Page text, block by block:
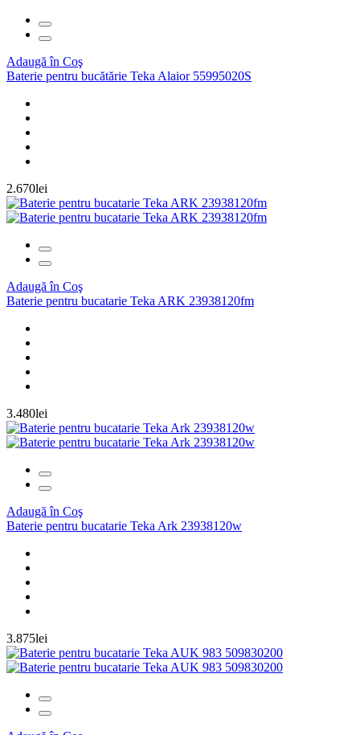
Adaugă în Coş
Baterie pentru bucătărie Teka Alaior 55995020S
2.670lei
Adaugă în Coş
Baterie pentru bucatarie Teka ARK 23938120fm
3.480lei
Adaugă în Coş
Baterie pentru bucatarie Teka Ark 23938120w
3.875lei